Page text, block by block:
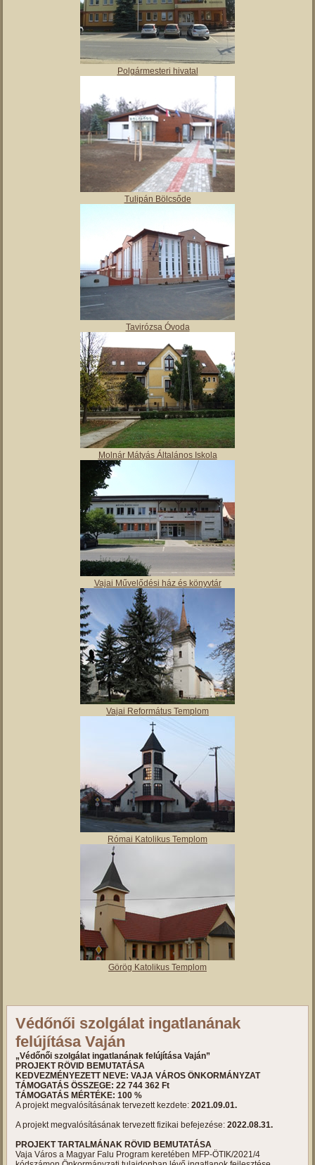
Polgármesteri hivatal
Tulipán Bölcsőde
Tavirózsa Óvoda
Molnár Mátyás Általános Iskola
Vajai Művelődési ház és könyvtár
Vajai Református Templom
Római Katolikus Templom
Görög Katolikus Templom
Védőnői szolgálat ingatlanának
felújítása Vaján
„Védőnői szolgálat ingatlanának felújítása Vaján”
PROJEKT RÖVID BEMUTATÁSA
KEDVEZMÉNYEZETT NEVE: VAJA VÁROS ÖNKORMÁNYZAT
TÁMOGATÁS ÖSSZEGE: 22 744 362 Ft
TÁMOGATÁS MÉRTÉKE: 100 %
A projekt megvalósításának tervezett kezdete:2021.09.01.
A projekt megvalósításának tervezett fizikai befejezése:2022.08.31.
PROJEKT TARTALMÁNAK RÖVID BEMUTATÁSA
Vaja Város a Magyar Falu Program keretében MFP-ÖTIK/2021/4